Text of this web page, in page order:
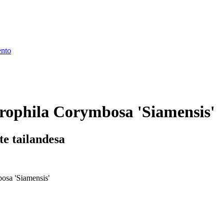
Corymbosa 'Siamensis'
tailandesa
'Siamensis'